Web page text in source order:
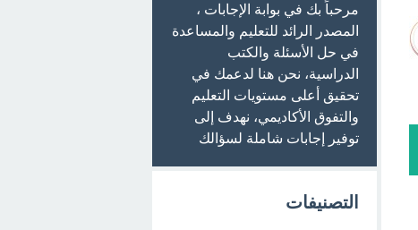
مرحباً بك في بوابة الإجابات ،
المصدر الرائد للتعليم والمساعدة
في حل الأسئلة والكتب
الدراسية، نحن هنا لدعمك في
تحقيق أعلى مستويات التعليم
والتفوق الأكاديمي، نهدف إلى
توفير إجابات شاملة لسؤالك
التصنيفات